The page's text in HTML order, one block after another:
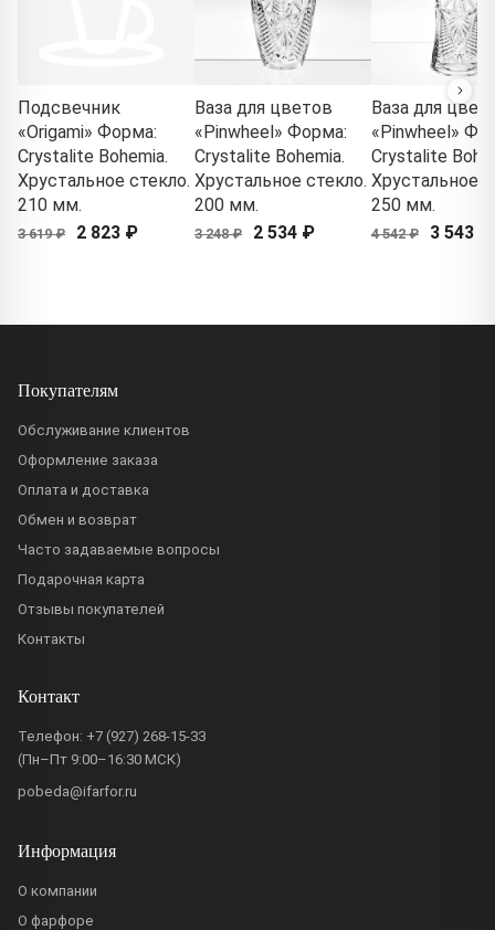
Подсвечник
«Origami» Форма:
Crystalite Bohemia.
Хрустальное стекло.
210 мм.
3 619 ₽ 2 823 ₽
Ваза для цветов
«Pinwheel» Форма:
Crystalite Bohemia.
Хрустальное стекло.
200 мм.
3 248 ₽ 2 534 ₽
Ваза для
«Pinwheel»
Crystalite
Хрустальное
250 мм.
4 542 ₽ 3 543 ₽
Покупателям
Обслуживание клиентов
Оформление заказа
Оплата и доставка
Обмен и возврат
Часто задаваемые вопросы
Подарочная карта
Отзывы покупателей
Контакты
Контакт
Телефон: +7 (927) 268-15-33
(Пн–Пт 9:00–16:30 МСК)
pobeda@ifarfor.ru
Информация
О компании
О фарфоре